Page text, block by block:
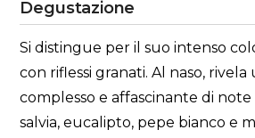
Degustazione
Si distingue per il suo intenso
con riflessi granati. Al naso,
complesso e affascinante di note
salvia, eucalipto, pepe bianco e